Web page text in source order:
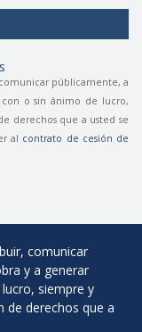
públicamente, a
con o sin ánimo de lucro,
derechos que a usted se
al contrato de cesión de
comunicar
y a generar
siempre y
de derechos que a